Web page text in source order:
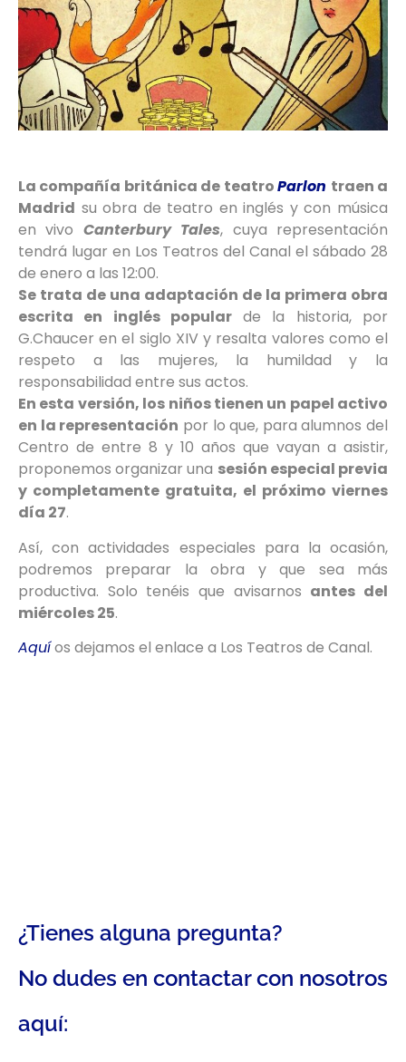
La compañía británica de teatroParlon traen a
Madrid su obra de teatro en inglés y con música
en vivo Canterbury Tales, cuya representación
tendrá lugar en Los Teatros del Canal el sábado 28
de enero a las 12:00.
Se trata de una adaptación de la primera obra
escrita en inglés popularde la historia, por
G.Chaucer en el siglo XIV y resalta valores como el
respeto a las mujeres, la humildad y la
responsabilidad entre sus actos.
En esta versión, los niños tienen un papel activo
en la representación por lo que, para alumnos del
Centro de entre 8 y 10 años que vayan a asistir,
proponemos organizar una sesión especial previa
y completamente gratuita, el próximo viernes
día 27.
Así, con actividades especiales para la ocasión,
podremos preparar la obra y que sea más
productiva. Solo tenéis que avisarnos antes del
miércoles 25.
Aquíos dejamos el enlace a Los Teatros de Canal.
¿Tienes alguna pregunta?
No dudes en contactar con nosotros
aquí: